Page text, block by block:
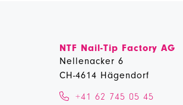
NTF Nail-Tip Factory AG
Nellenacker 6
CH-4614 Hägendorf
+41 62 745 05 45